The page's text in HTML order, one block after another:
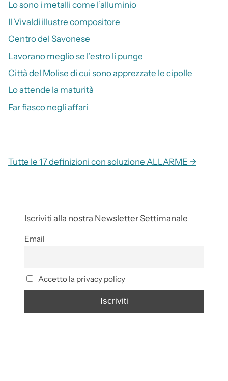
Lo sono i metalli come l’alluminio
Il Vivaldi illustre compositore
Centro del Savonese
Lavorano meglio se l’estro li punge
Città del Molise di cui sono apprezzate le cipolle
Lo attende la maturità
Far fiasco negli affari
Tutte le 17 definizioni con soluzione ALLARME →
Iscriviti alla nostra Newsletter Settimanale
Email
Accetto la privacy policy